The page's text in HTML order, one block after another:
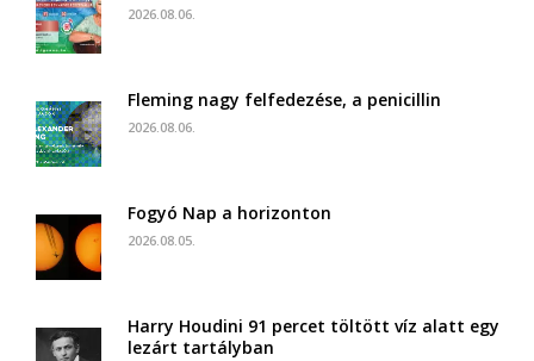
2026.08.06.
Fleming nagy felfedezése, a penicillin
2026.08.06.
Fogyó Nap a horizonton
2026.08.05.
Harry Houdini 91 percet töltött víz alatt egy
lezárt tartályban